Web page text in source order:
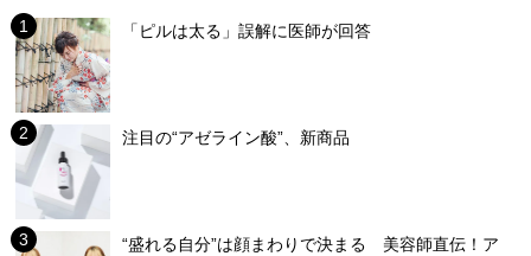
「ピルは太る」誤解に医師が回答
注目の“アゼライン酸”、新商品
“盛れる自分”は顔まわりで決まる 美容師直伝！ア